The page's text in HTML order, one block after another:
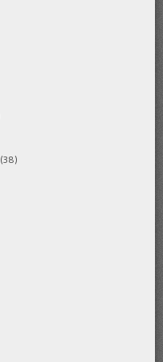
(38)